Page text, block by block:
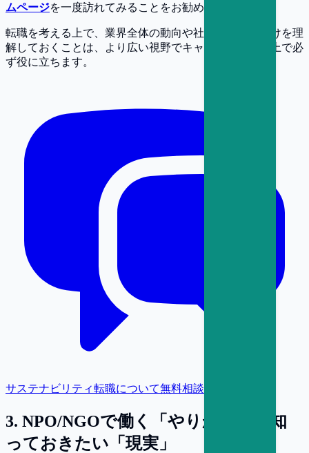
ムページを一度訪れてみることをお勧めします。
転職を考える上で、業界全体の動向や社会的な位置づけを理
解しておくことは、より広い視野でキャリアを考える上で必
ず役に立ちます。
サステナビリティ転職について無料相談
3. NPO/NGOで働く「やりがい」と知
っておきたい「現実」